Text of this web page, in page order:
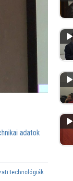
adatok
technológiák